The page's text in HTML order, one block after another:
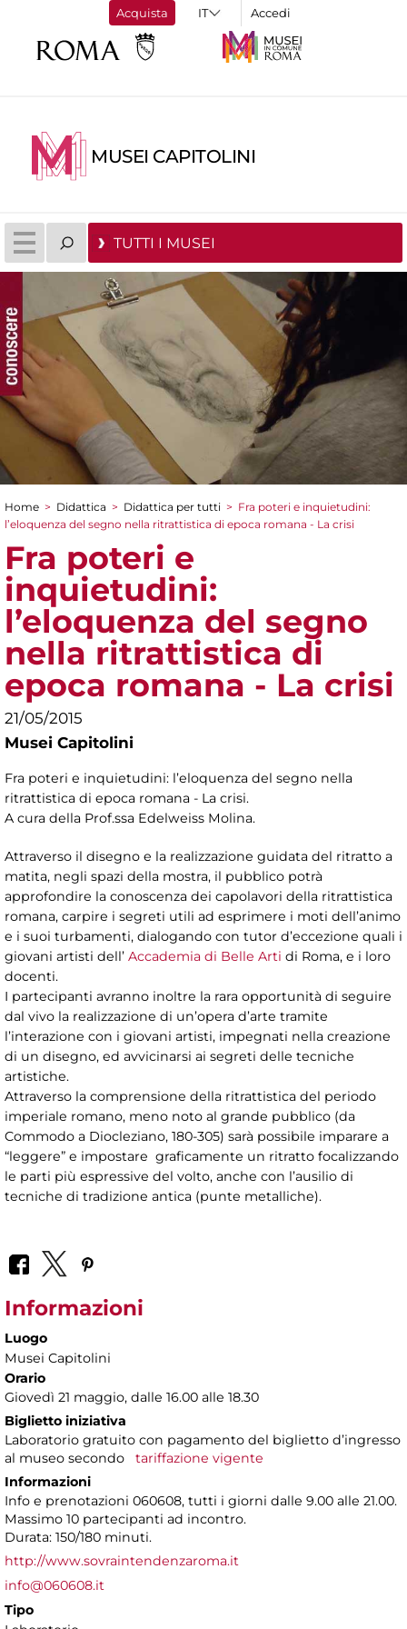
Acquista Accedi
MUSEI CAPITOLINI
TUTTI I MUSEI
Tu sei qui
Home > Didattica > Didattica per tutti > Fra poteri e inquietudini:
l’eloquenza del segno nella ritrattistica di epoca romana - La crisi
Fra poteri e
inquietudini:
l’eloquenza del segno
nella ritrattistica di
epoca romana - La crisi
21/05/2015
Musei Capitolini
Fra poteri e inquietudini: l’eloquenza del segno nella
ritrattistica di epoca romana - La crisi.
A cura della Prof.ssa Edelweiss Molina.
Attraverso il disegno e la realizzazione guidata del ritratto a
matita, negli spazi della mostra, il pubblico potrà
approfondire la conoscenza dei capolavori della ritrattistica
romana, carpire i segreti utili ad esprimere i moti dell’animo
e i suoi turbamenti, dialogando con tutor d’eccezione quali i
giovani artisti dell’ Accademia di Belle Arti di Roma, e i loro
docenti.
I partecipanti avranno inoltre la rara opportunità di seguire
dal vivo la realizzazione di un’opera d’arte tramite
l’interazione con i giovani artisti, impegnati nella creazione
di un disegno, ed avvicinarsi ai segreti delle tecniche
artistiche.
Attraverso la comprensione della ritrattistica del periodo
imperiale romano, meno noto al grande pubblico (da
Commodo a Diocleziano, 180-305) sarà possibile imparare a
“leggere” e impostare graficamente un ritratto focalizzando
le parti più espressive del volto, anche con l’ausilio di
tecniche di tradizione antica (punte metalliche).
Informazioni
Luogo
Musei Capitolini
Orario
Giovedì 21 maggio, dalle 16.00 alle 18.30
Biglietto iniziativa
Laboratorio gratuito con pagamento del biglietto d’ingresso
al museo secondo tariffazione vigente
Informazioni
Info e prenotazioni 060608, tutti i giorni dalle 9.00 alle 21.00.
Massimo 10 partecipanti ad incontro.
Durata: 150/180 minuti.
http://www.sovraintendenzaroma.it
info@060608.it
Tipo